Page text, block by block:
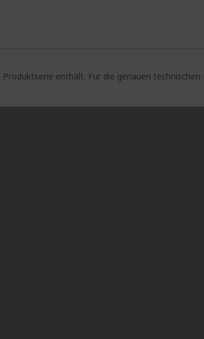
enthält. Für die genauen